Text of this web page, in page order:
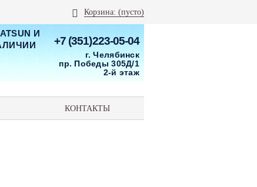
Корзина: (пусто)
И
+7 (351)223-05-04
г. Челябинск
пр. Победы 305Д/1
2-й этаж
КОНТАКТЫ